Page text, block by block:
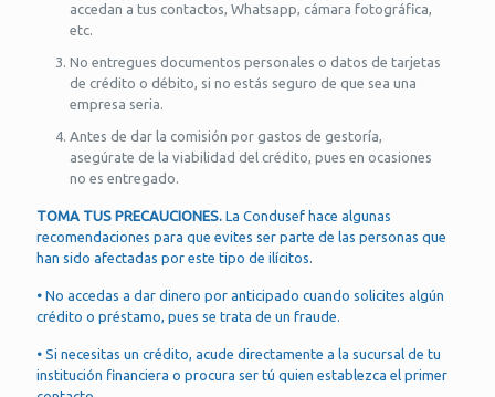
accedan a tus contactos, Whatsapp, cámara fotográfica,
etc.
No entregues documentos personales o datos de tarjetas
de crédito o débito, si no estás seguro de que sea una
empresa seria.
Antes de dar la comisión por gastos de gestoría,
asegúrate de la viabilidad del crédito, pues en ocasiones
no es entregado.
TOMA TUS PRECAUCIONES. La Condusef hace algunas
recomendaciones para que evites ser parte de las personas que
han sido afectadas por este tipo de ilícitos.
• No accedas a dar dinero por anticipado cuando solicites algún
crédito o préstamo, pues se trata de un fraude.
• Si necesitas un crédito, acude directamente a la sucursal de tu
institución financiera o procura ser tú quien establezca el primer